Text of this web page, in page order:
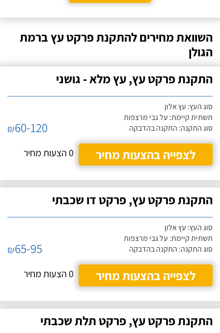
השוואת מחירים להתקנת פרקט עץ ברמת
הגולן
התקנת פרקט עץ, עץ מלא - גושני
סוג העץ: עץ אלון
תשתית קיימת: על גבי מרצפות
סוג התקנה: התקנה בהדבקה
₪60-120
לצפייה בהצעות מחיר
0 הצעות מחיר
התקנת פרקט עץ, פרקט דו שכבתי
סוג העץ: עץ אלון
תשתית קיימת: על גבי מרצפות
סוג התקנה: התקנה בהדבקה
₪65-95
לצפייה בהצעות מחיר
0 הצעות מחיר
התקנת פרקט עץ, פרקט תלת שכבתי